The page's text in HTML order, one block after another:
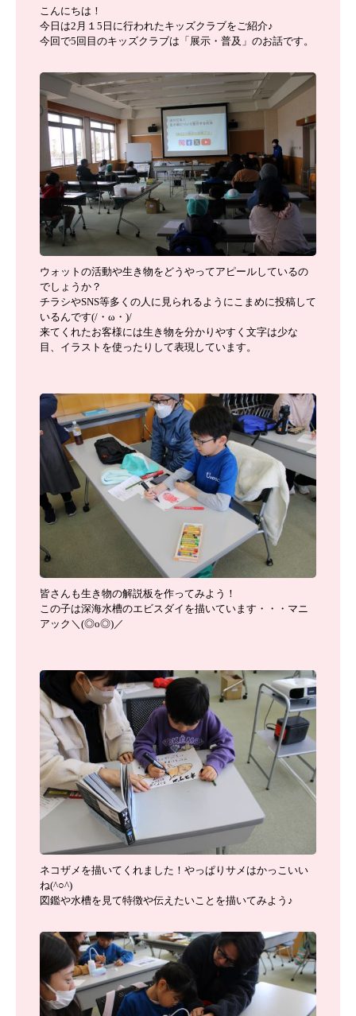
こんにちは！
今日は2月１5日に行われたキッズクラブをご紹介♪
今回で5回目のキッズクラブは「展示・普及」のお話です。
ウォットの活動や生き物をどうやってアピールしているの
でしょうか？
チラシやSNS等多くの人に見られるようにこまめに投稿して
いるんです(/・ω・)/
来てくれたお客様には生き物を分かりやすく文字は少な
目、イラストを使ったりして表現しています。
皆さんも生き物の解説板を作ってみよう！
この子は深海水槽のエビスダイを描いています・・・マニ
アック＼(◎o◎)／
ネコザメを描いてくれました！やっぱりサメはかっこいい
ね(^○^)
図鑑や水槽を見て特徴や伝えたいことを描いてみよう♪